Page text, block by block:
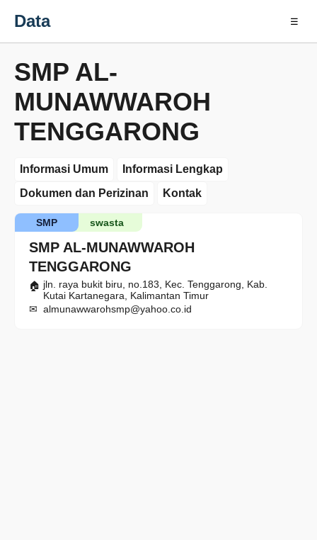
Data ☰
SMP AL-
MUNAWWAROH
TENGGARONG
Informasi Umum
Informasi Lengkap
Dokumen dan Perizinan
Kontak
SMP AL-MUNAWWAROH
TENGGARONG
swasta
SMP
jln. raya bukit biru, no.183, Kec. Tenggarong, Kab.
Kutai Kartanegara, Kalimantan Timur
almunawwarohsmp@yahoo.co.id